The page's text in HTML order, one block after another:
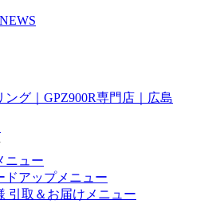
ニュー
ドアップメニュー
引取＆お届けメニュー